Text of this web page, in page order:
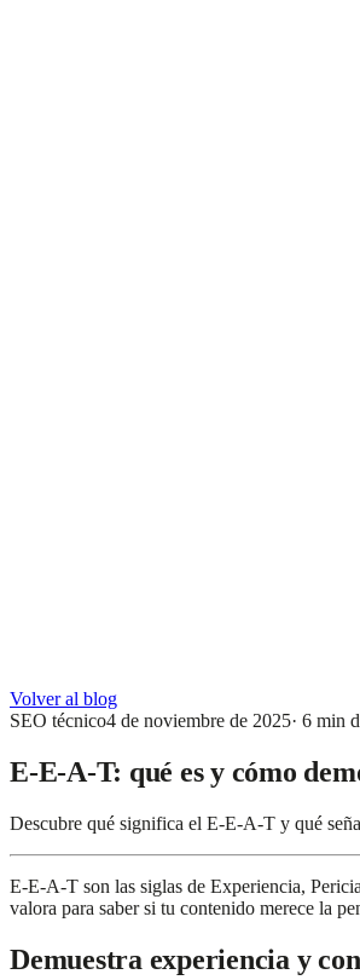
Volver al blog
SEO técnico4 de noviembre de 2025· 6 min
E-E-A-T: qué es y cómo
Descubre qué significa el E-E-A-T y qué
E-E-A-T son las siglas de Experiencia,
valora para saber si tu contenido merece la
Demuestra experiencia y